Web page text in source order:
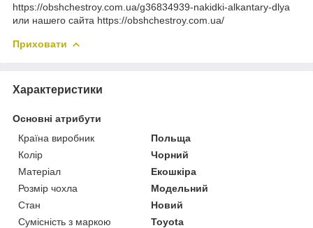
https://obshchestroy.com.ua/g36834939-nakidki-alkantary-dlya
или нашего сайта https://obshchestroy.com.ua/
Приховати
Характеристики
Основні атрибути
Країна виробник
Польща
Колір
Чорний
Матеріал
Екошкіра
Розмір чохла
Модельний
Стан
Новий
Сумісність з маркою
Toyota